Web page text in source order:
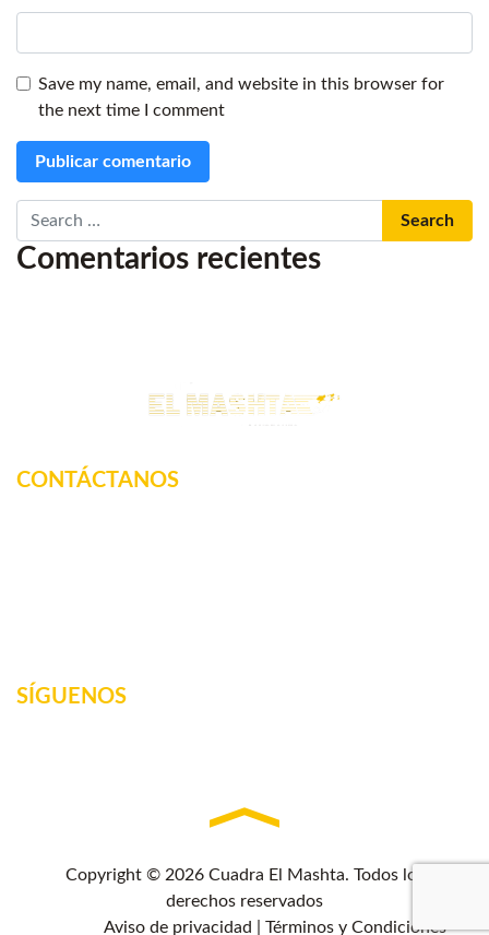
Save my name, email, and website in this browser for
the next time I comment
Search
Comentarios recientes
CONTÁCTANOS
SÍGUENOS
Copyright © 2026 Cuadra El Mashta. Todos los
derechos reservados
Aviso de privacidad
Términos y Condiciones